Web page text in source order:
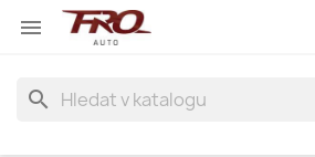

search